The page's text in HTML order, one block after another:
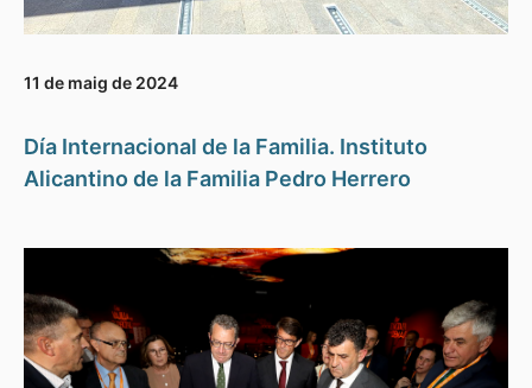
11 de maig de 2024
Día Internacional de la Familia. Instituto
Alicantino de la Familia Pedro Herrero